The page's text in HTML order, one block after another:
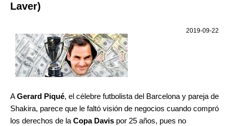
Laver)
2019-09-22
AGerard Piqué, el célebre futbolista del Barcelona y pareja de
Shakira, parece que le faltó visión de negocios cuando compró
los derechos de laCopa Davis por 25 años, pues no